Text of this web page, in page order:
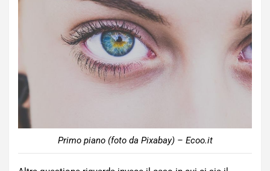
Primo piano (foto da Pixabay) – Ecoo.it